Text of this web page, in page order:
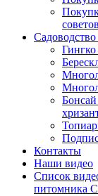
Контакты
Наши видео
Список
питомника